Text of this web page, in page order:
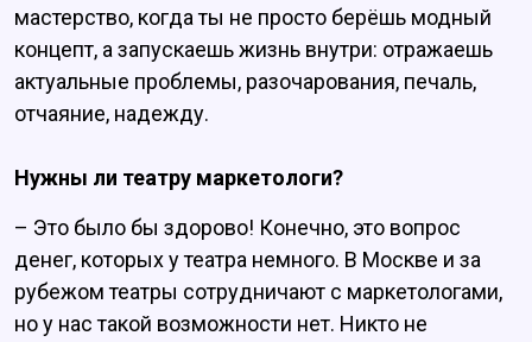
мастерство, когда ты не просто берёшь модный
концепт, а запускаешь жизнь внутри: отражаешь
актуальные проблемы, разочарования, печаль,
отчаяние, надежду.
Нужны ли театру маркетологи?
– Это было бы здорово! Конечно, это вопрос
денег, которых у театра немного. В Москве и за
рубежом театры сотрудничают с маркетологами,
но у нас такой возможности нет. Никто не